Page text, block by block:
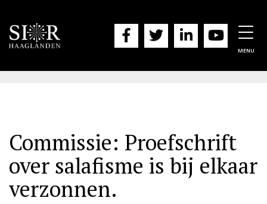
MENU
Commissie: Proefschrift
over salafisme is bij elkaar
verzonnen.